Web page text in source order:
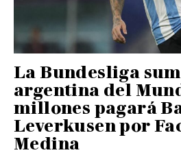
La Bundesliga
argentina del
millones pagará
Leverkusen por
Medina